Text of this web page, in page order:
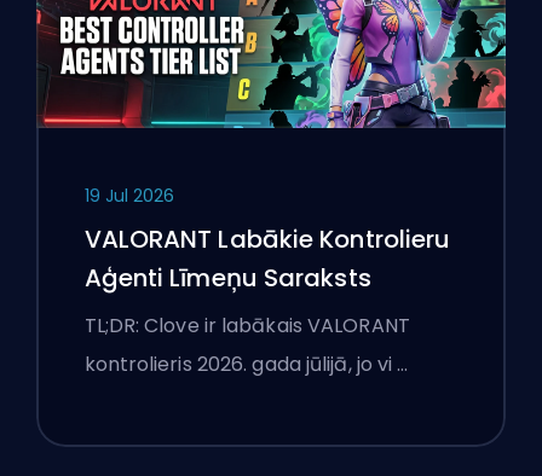
19 Jul 2026
VALORANT Labākie Kontrolieru
Aģenti Līmeņu Saraksts
TL;DR: Clove ir labākais VALORANT
kontrolieris 2026. gada jūlijā, jo vi …